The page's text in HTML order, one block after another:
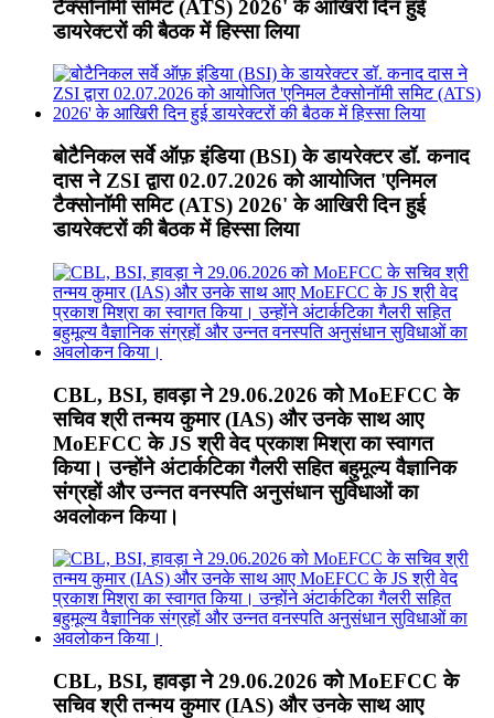
टैक्सोनॉमी समिट (ATS) 2026' के आखिरी दिन हुई
डायरेक्टरों की बैठक में हिस्सा लिया
बोटैनिकल सर्वे ऑफ़ इंडिया (BSI) के डायरेक्टर डॉ. कनाद
दास ने ZSI द्वारा 02.07.2026 को आयोजित 'एनिमल
टैक्सोनॉमी समिट (ATS) 2026' के आखिरी दिन हुई
डायरेक्टरों की बैठक में हिस्सा लिया
CBL, BSI, हावड़ा ने 29.06.2026 को MoEFCC के
सचिव श्री तन्मय कुमार (IAS) और उनके साथ आए
MoEFCC के JS श्री वेद प्रकाश मिश्रा का स्वागत
किया। उन्होंने अंटार्कटिका गैलरी सहित बहुमूल्य वैज्ञानिक
संग्रहों और उन्नत वनस्पति अनुसंधान सुविधाओं का
अवलोकन किया।
CBL, BSI, हावड़ा ने 29.06.2026 को MoEFCC के
सचिव श्री तन्मय कुमार (IAS) और उनके साथ आए